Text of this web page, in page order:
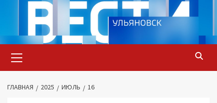
содержимому
меню
ГЛАВНАЯ 2025 ИЮЛЬ 16